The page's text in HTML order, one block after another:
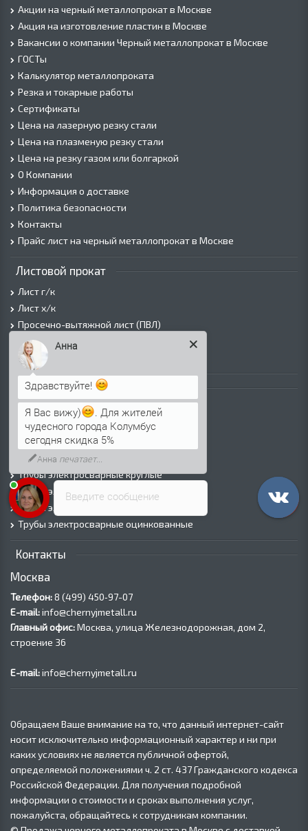
Акции на черный металлопрокат в Москве
Акция на изготовление пластин в Москве
Вакансии о компании Черный металлопрокат в Москве
ГОСТы
Калькулятор металлопроката
Резка и токарные работы
Сертификаты
Цена на лазерную резку стали
Цена на плазменую резку стали
Цена на резку газом или болгаркой
О Компании
Информация о доставке
Политика безопасности
Контакты
Прайс лист на черный металлопрокат в Москве
Листовой прокат
Лист г/к
Лист х/к
Просечно-вытяжной лист (ПВЛ)
Лист рифленый
Лист оцинкованный
Трубы
Трубы горячедеформированные
Труба холоднодеформированная
Трубы ВГП (Водогазопроводные)
Трубы ВГП оцинкованные
Трубы электросварные круглые
Трубы электросварные квадратные
Трубы электросварные прямоугольные
Трубы электросварные оцинкованные
Контакты
Москва
Телефон:8 (499) 450‑97-07
E-mail:info@chernyjmetall.ru
Главный офис:Москва, улица Железнодорожная, дом 2,
строение 36
E-mail:info@chernyjmetall.ru
Обращаем Ваше внимание на то, что данный интернет-сайт
носит исключительно информационный характер и ни при
каких условиях не является публичной офертой,
определяемой положениями ч. 2 ст. 437 Гражданского кодекса
Российской Федерации. Для получения подробной
информации о стоимости и сроках выполнения услуг,
пожалуйста, обращайтесь к сотрудникам компании.
Введите сообщение
Анна
Здравствуйте!
Я Вас вижу)
. Для жителей
чудесного города Колумбус
сегодня скидка 5%
Анна печатает...